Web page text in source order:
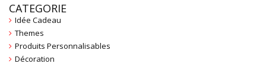
CATEGORIE
Idée Cadeau
Themes
Produits Personnalisables
Décoration